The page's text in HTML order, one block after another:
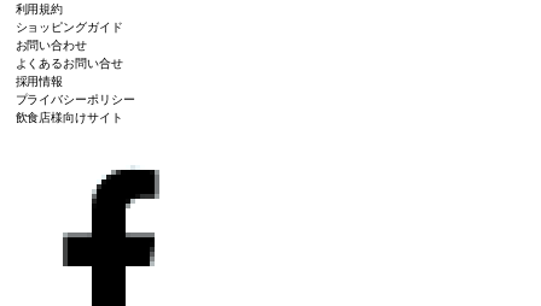
利用規約
ショッピングガイド
お問い合わせ
よくあるお問い合せ
採用情報
プライバシーポリシー
飲食店様向けサイト